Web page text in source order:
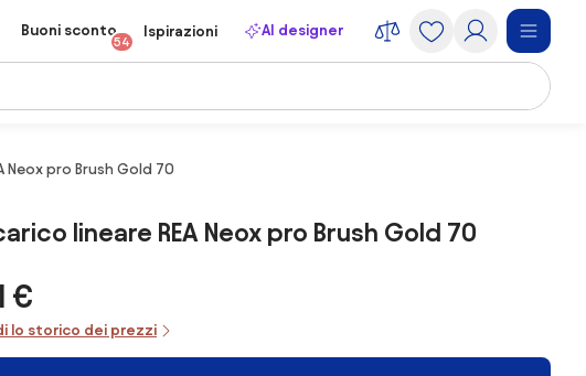
Buoni sconto
54
Ispirazioni AI designer
Neox pro Brush Gold 70
lineare REA Neox pro Brush Gold 70
€
lo storico dei prezzi